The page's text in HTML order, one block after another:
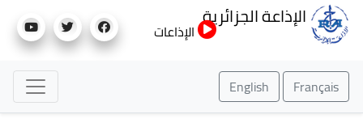
إلى
الإذاعة الجزائرية
الإذاعات
Français
English